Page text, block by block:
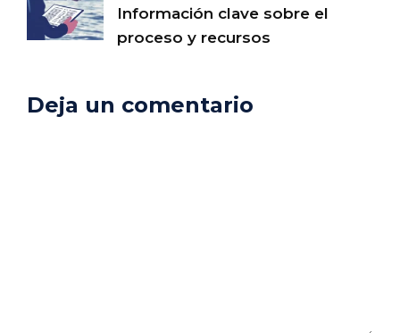
Información clave sobre el
proceso y recursos
Deja un comentario